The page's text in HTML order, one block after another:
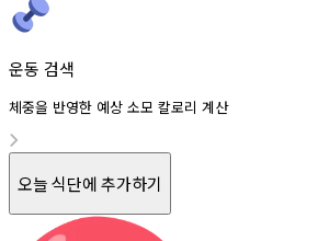
운동 검색
체중을 반영한 예상 소모 칼로리 계산
오늘 식단에 추가하기